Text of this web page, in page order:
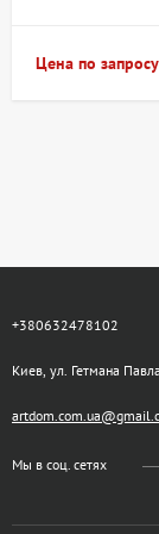
Цена по запросу
+380632478102
Киев, ул. Гетмана
Мы в соц. сетях